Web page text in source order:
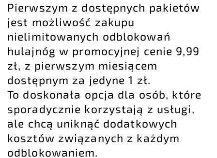
Pierwszym z dostępnych pakietów
jest możliwość zakupu
nielimitowanych odblokowań
hulajnóg w promocyjnej cenie 9,99
zł, z pierwszym miesiącem
dostępnym za jedyne 1 zł.
To doskonała opcja dla osób, które
sporadycznie korzystają z usługi,
ale chcą uniknąć dodatkowych
kosztów związanych z każdym
odblokowaniem.